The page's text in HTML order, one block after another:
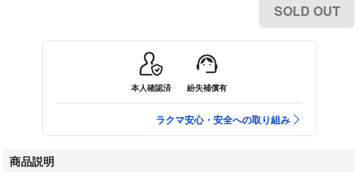
SOLD OUT
本人確認済 紛失補償有
ラクマ安心・安全への取り組み
商品説明